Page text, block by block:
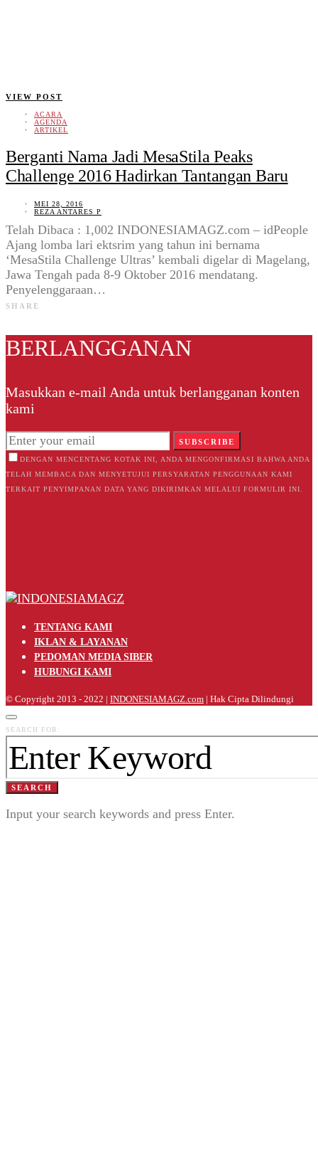
VIEW POST
ACARA
AGENDA
ARTIKEL
Berganti Nama Jadi MesaStila Peaks
Challenge 2016 Hadirkan Tantangan Baru
MEI 28, 2016
REZA ANTARES P
Telah Dibaca : 1,002 INDONESIAMAGZ.com – idPeople
Ajang lomba lari ektsrim yang tahun ini bernama
‘MesaStila Challenge Ultras’ kembali digelar di Magelang,
Jawa Tengah pada 8-9 Oktober 2016 mendatang.
Penyelenggaraan…
SHARE
BERLANGGANAN
Masukkan e-mail Anda untuk berlangganan konten
kami
SUBSCRIBE
DENGAN MENCENTANG KOTAK INI, ANDA MENGONFIRMASI BAHWA ANDA
TELAH MEMBACA DAN MENYETUJUI PERSYARATAN PENGGUNAAN KAMI
TERKAIT PENYIMPANAN DATA YANG DIKIRIMKAN MELALUI FORMULIR INI.
TENTANG KAMI
IKLAN & LAYANAN
PEDOMAN MEDIA SIBER
HUBUNGI KAMI
© Copyright 2013 - 2022 | INDONESIAMAGZ.com | Hak Cipta Dilindungi
SEARCH FOR:
SEARCH
Input your search keywords and press Enter.